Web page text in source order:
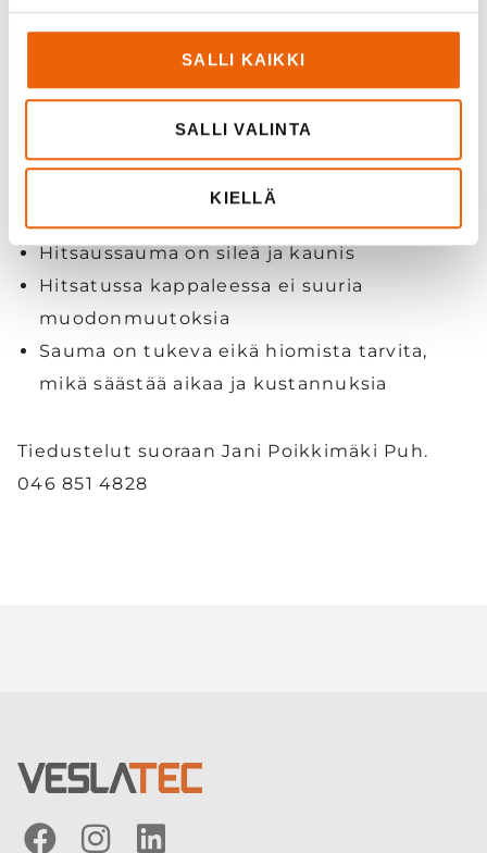
SALLI KAIKKI
SALLI VALINTA
KIELLÄ
Ohutseinämäiset materiaalit ja tarkat osat
Pistehitsaus, päittäishitsaus, pinohitsaus
Kuitulaserhitsauksen edut:
Hitsaussauma on sileä ja kaunis
Hitsatussa kappaleessa ei suuria
muodonmuutoksia
Sauma on tukeva eikä hiomista tarvita,
mikä säästää aikaa ja kustannuksia
Tiedustelut suoraan Jani Poikkimäki Puh.
046 851 4828